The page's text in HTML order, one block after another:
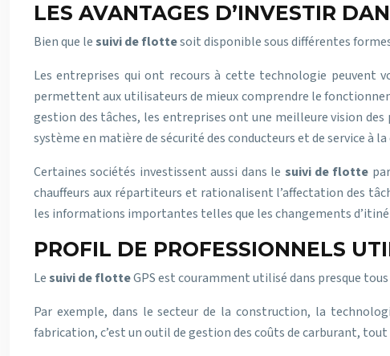
LES AVANTAGES D’INVESTIR
Bien que lesuivi de flottesoit disponible sous différentes
Les entreprises qui ont recours à cette technologie peuvent
permettent aux utilisateurs de mieux comprendre le
gestion des tâches, les entreprises ont une meilleure vision
système en matière de sécurité des conducteurs et de service à
Certaines sociétés investissent aussi dans le suivi de flotte
chauffeurs aux répartiteurs et rationalisent l’affectation des
les informations importantes telles que les changements
PROFIL DE PROFESSIONNELS
Lesuivi de flotteGPS est couramment utilisé dans presque
Par exemple, dans le secteur de la construction, la
fabrication, c’est un outil de gestion des coûts de carburant,